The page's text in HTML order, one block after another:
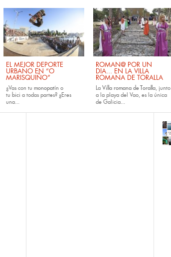
EL MEJOR DEPORTE
URBANO EN “O
MARISQUIÑO”
¿Vas con tu monopatín o
tu bici a todas partes? ¿Eres
una...
ROMAN@ POR UN
DIA... EN LA VILLA
ROMANA DE TORALLA
La Villa romana de Toralla, junto
a la playa del Vao, es la única
de Galicia...